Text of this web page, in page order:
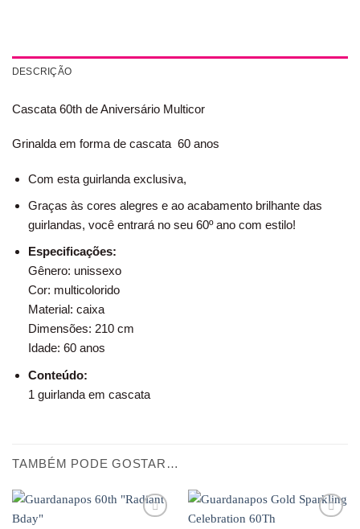
DESCRIÇÃO
Cascata 60th de Aniversário Multicor
Grinalda em forma de cascata 60 anos
Com esta guirlanda exclusiva,
Graças às cores alegres e ao acabamento brilhante das
guirlandas, você entrará no seu 60º ano com estilo!
Especificações:
Gênero: unissexo
Cor: multicolorido
Material: caixa
Dimensões: 210 cm
Idade: 60 anos
Conteúdo:
1 guirlanda em cascata
TAMBÉM PODE GOSTAR…